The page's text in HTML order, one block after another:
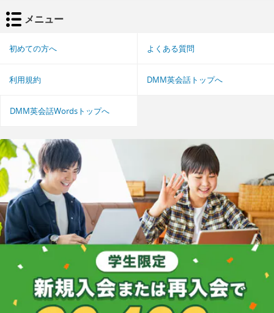
メニュー
初めての方へ よくある質問
利用規約 DMM英会話トップへ
DMM英会話Wordsトップへ